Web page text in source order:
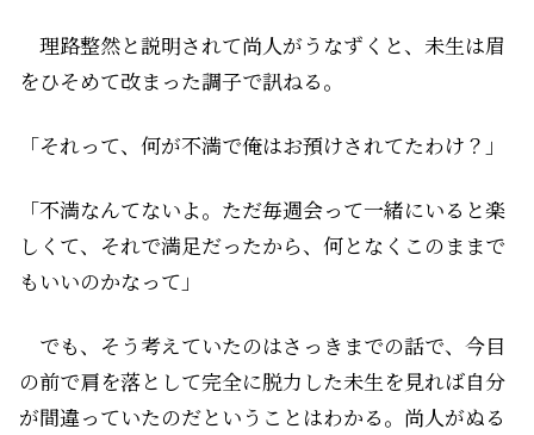
理路整然と説明されて尚人がうなずくと、未生は眉
をひそめて改まった調子で訊ねる。
「それって、何が不満で俺はお預けされてたわけ？」
「不満なんてないよ。ただ毎週会って一緒にいると楽
しくて、それで満足だったから、何となくこのままで
もいいのかなって」
でも、そう考えていたのはさっきまでの話で、今目
の前で肩を落として完全に脱力した未生を見れば自分
が間違っていたのだということはわかる。尚人がぬる